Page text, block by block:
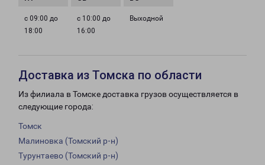
с 09:00 до
18:00
с 10:00 до
16:00
Выходной
Доставка из Томска по области
Из филиала в Томске доставка грузов осуществляется в
следующие города:
Томск
Малиновка (Томский р-н)
Турунтаево (Томский р-н)